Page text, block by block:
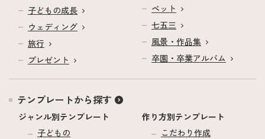
子どもの成長
ウェディング
旅行
プレゼント
ペット
七五三
風景・作品集
卒園・卒業アルバム
テンプレートから探す
ジャンル別テンプレート
子どもの
作り方別テンプレート
こだわり作成